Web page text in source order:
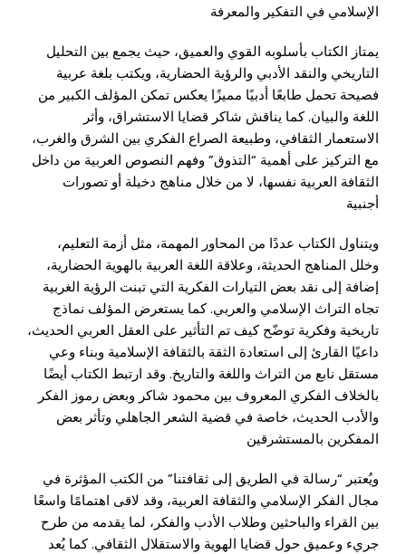
الإسلامي في التفكير والمعرفة
يمتاز الكتاب بأسلوبه القوي والعميق، حيث يجمع بين التحليل
التاريخي والنقد الأدبي والرؤية الحضارية، ويكتب بلغة عربية
فصيحة تحمل طابعًا أدبيًا مميزًا يعكس تمكن المؤلف الكبير من
اللغة والبيان. كما يناقش شاكر قضايا الاستشراق، وأثر
الاستعمار الثقافي، وطبيعة الصراع الفكري بين الشرق والغرب،
مع التركيز على أهمية “التذوق” وفهم النصوص العربية من داخل
الثقافة العربية نفسها، لا من خلال مناهج دخيلة أو تصورات
أجنبية
ويتناول الكتاب عددًا من المحاور المهمة، مثل أزمة التعليم،
وخلل المناهج الحديثة، وعلاقة اللغة العربية بالهوية الحضارية،
إضافة إلى نقد بعض التيارات الفكرية التي تبنت الرؤية الغربية
تجاه التراث الإسلامي والعربي. كما يستعرض المؤلف نماذج
تاريخية وفكرية توضّح كيف تم التأثير على العقل العربي الحديث،
داعيًا القارئ إلى استعادة الثقة بالثقافة الإسلامية وبناء وعي
مستقل نابع من التراث واللغة والتاريخ. وقد ارتبط الكتاب أيضًا
بالخلاف الفكري المعروف بين محمود شاكر وبعض رموز الفكر
والأدب الحديث، خاصة في قضية الشعر الجاهلي وتأثر بعض
المفكرين بالمستشرقين
ويُعتبر “رسالة في الطريق إلى ثقافتنا” من الكتب المؤثرة في
مجال الفكر الإسلامي والثقافة العربية، وقد لاقى اهتمامًا واسعًا
بين القراء والباحثين وطلاب الأدب والفكر، لما يقدمه من طرح
جريء وعميق حول قضايا الهوية والاستقلال الثقافي. كما يُعد